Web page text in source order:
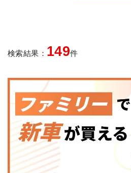
検索結果： 149件